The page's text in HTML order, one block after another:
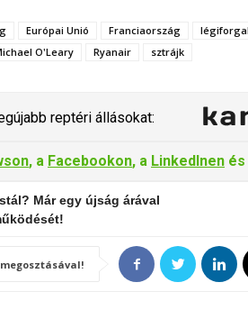
Európai Unió Franciaország
O'Leary Ryanair sztrájk
reptéri állásokat:
, a Facebookon, a LinkedInen és
Már egy újság árával